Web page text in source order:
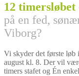
12 timersløbet
på en fed,
Viborg?
Vi skyder det første løb
august kl. 8. Der vil
timers stafet og Én